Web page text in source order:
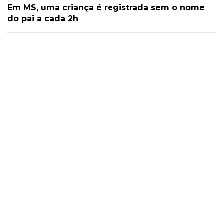
Em MS, uma criança é registrada sem o nome
do pai a cada 2h